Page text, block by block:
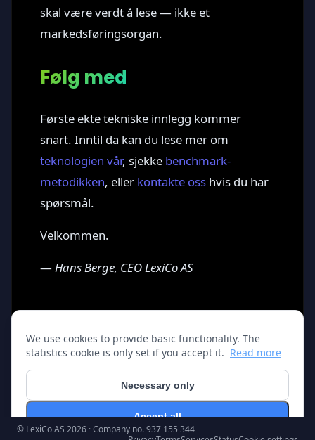
skal være verdt å lese — ikke et
markedsføringsorgan.
Følg med
Første ekte tekniske innlegg kommer
snart. Inntil da kan du lese mer om
teknologien vår, sjekke benchmark-
metodikken, eller kontakte oss hvis du har
spørsmål.
Velkommen.
—Hans Berge, CEO LexiCo AS
velkommen lexico ai-effektivitet
© LexiCo AS 2026 · Company no. 937 155 344
We use cookies to provide basic functionality. The
statistics cookie is only set if you accept it. Read more
Necessary only
Accept all